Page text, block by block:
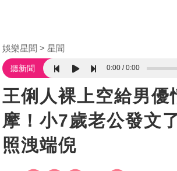
娛樂星聞 星聞
聽新聞 0:00 0:00
王俐人裸上空給男優
摩！小7歲老公發文
照洩端倪